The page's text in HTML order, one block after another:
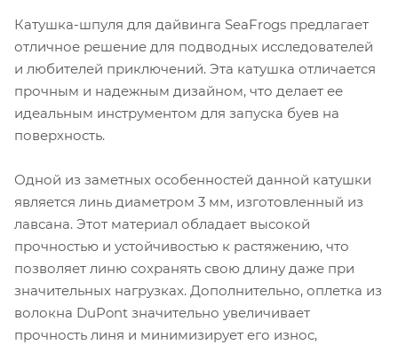
Катушка-шпуля для дайвинга SeaFrogs предлагает
отличное решение для подводных исследователей
и любителей приключений. Эта катушка отличается
прочным и надежным дизайном, что делает ее
идеальным инструментом для запуска буев на
поверхность.
Одной из заметных особенностей данной катушки
является линь диаметром 3 мм, изготовленный из
лавсана. Этот материал обладает высокой
прочностью и устойчивостью к растяжению, что
позволяет линю сохранять свою длину даже при
значительных нагрузках. Дополнительно, оплетка из
волокна DuPont значительно увеличивает
прочность линя и минимизирует его износ,